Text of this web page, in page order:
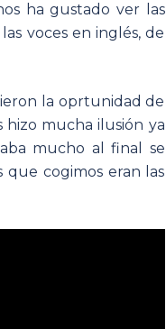
ha gustado ver las
voces en inglés, de
la oprtunidad de
hizo mucha ilusión ya
mucho al final se
cogimos eran las